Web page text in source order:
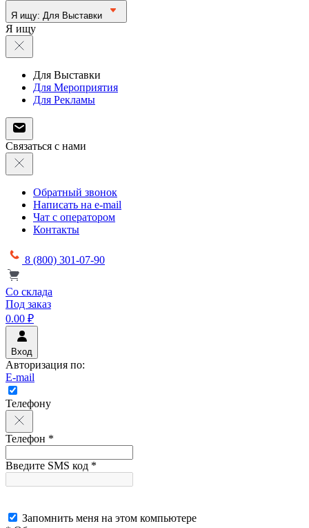
Я ищу: Для Выставки
Я ищу
Для Выставки
Для Мероприятия
Для Рекламы
Связаться с нами
Обратный звонок
Написать на e-mail
Чат с оператором
Контакты
8 (800) 301-07-90
Со склада
Под заказ
0.00 ₽
Вход
Авторизация по:
E-mail
Телефону
Телефон *
Введите SMS код *
Запомнить меня на этом компьютере